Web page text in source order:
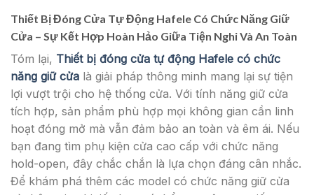
Thiết Bị Đóng Cửa Tự Động Hafele Có Chức Năng Giữ
Cửa – Sự Kết Hợp Hoàn Hảo Giữa Tiện Nghi Và An Toàn
Tóm lại, Thiết bị đóng cửa tự động Hafele có chức
năng giữ cửa là giải pháp thông minh mang lại sự tiện
lợi vượt trội cho hệ thống cửa. Với tính năng giữ cửa
tích hợp, sản phẩm phù hợp mọi không gian cần linh
hoạt đóng mở mà vẫn đảm bảo an toàn và êm ái. Nếu
bạn đang tìm phụ kiện cửa cao cấp với chức năng
hold-open, đây chắc chắn là lựa chọn đáng cân nhắc.
Để khám phá thêm các model có chức năng giữ cửa